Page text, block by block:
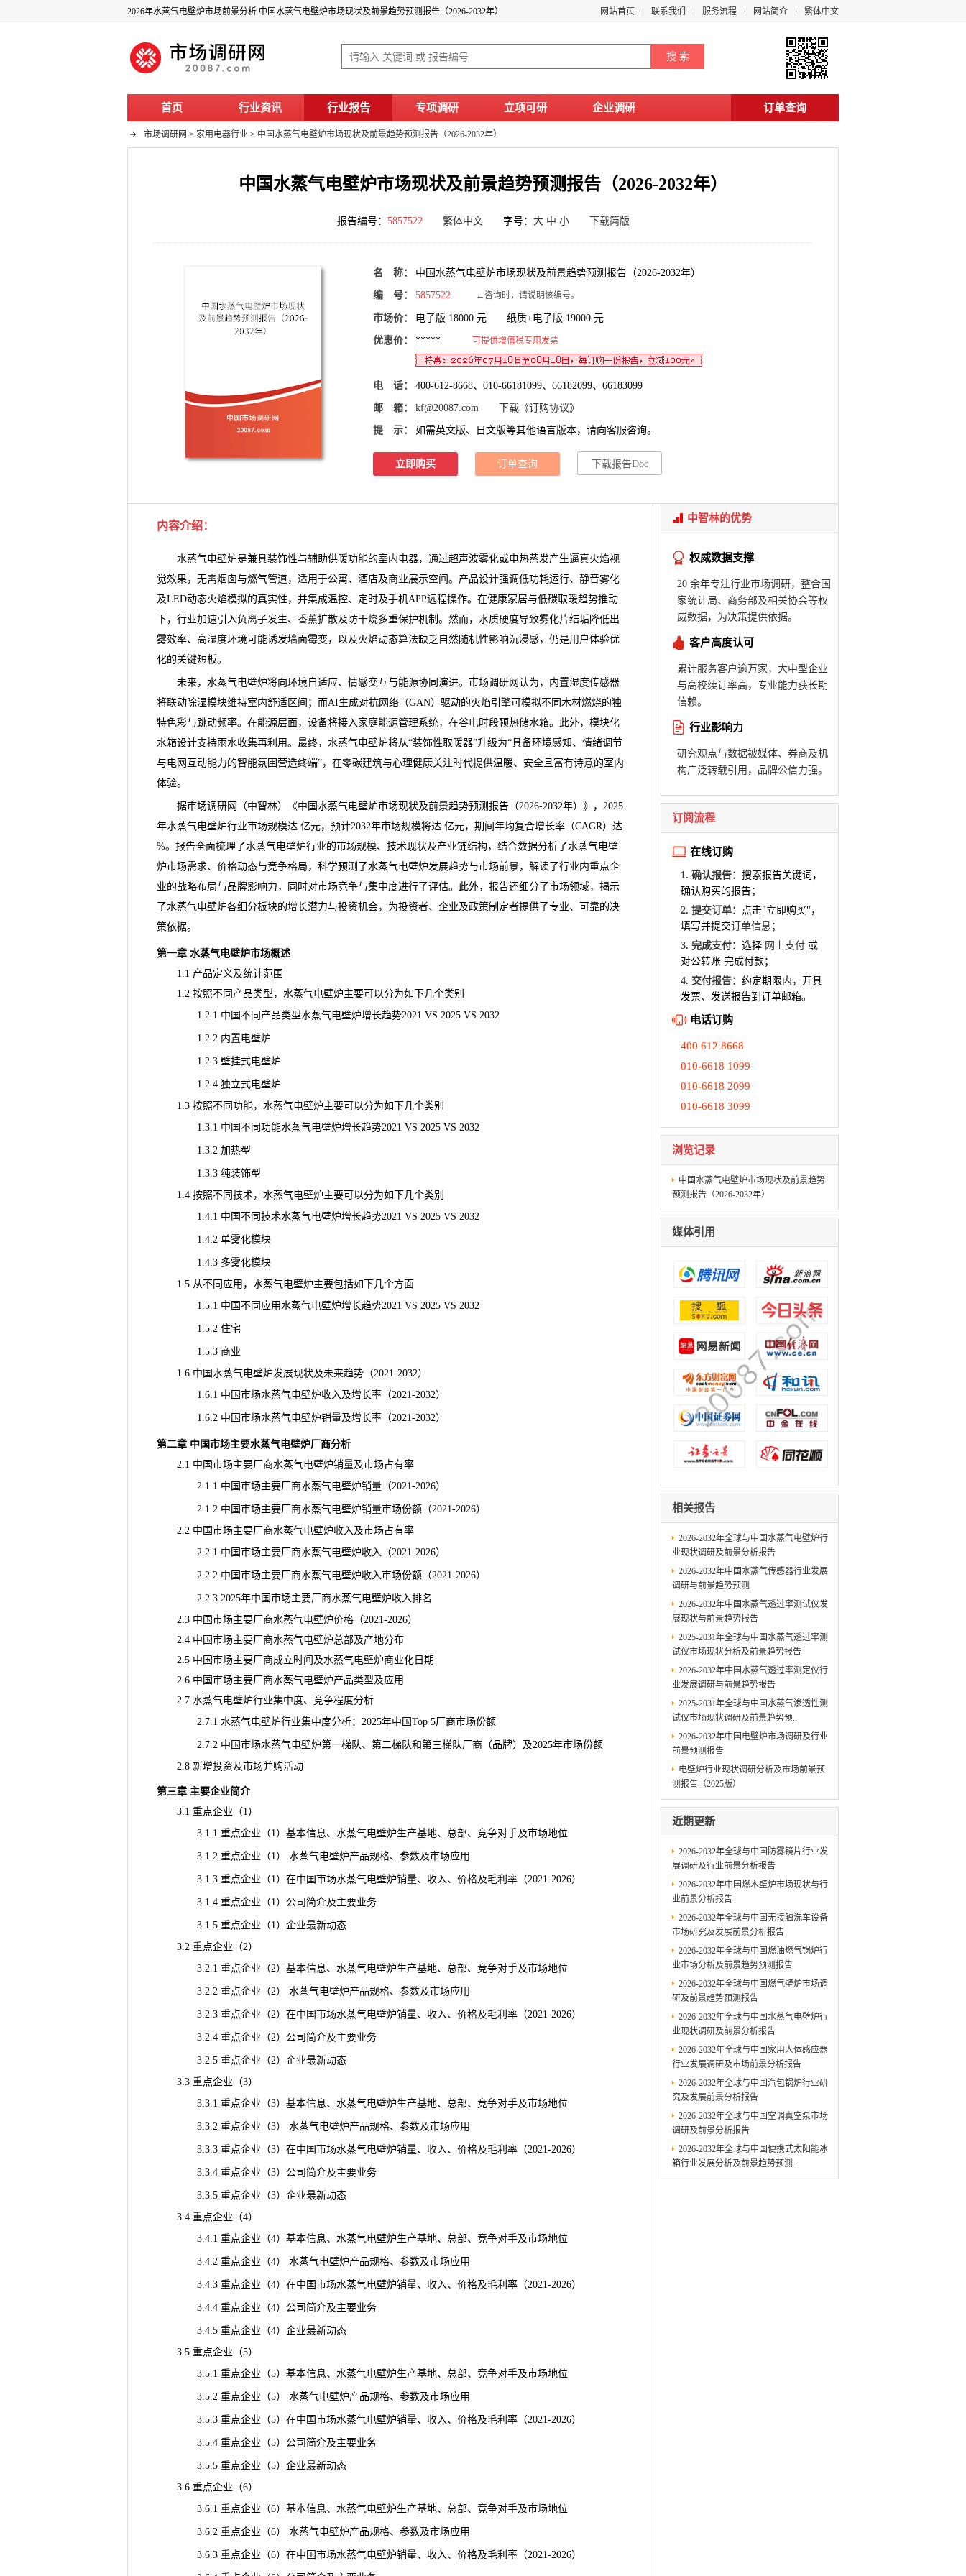
2026年水蒸气电壁炉市场前景分析 中国水蒸气电壁炉市场现状及前景趋势预测报告（2026-2032年） 网站首页 联系我们 服务流程 网站简介 繁体中文
首页 行业资讯 行业报告 专项调研 立项可研 企业调研 订单查询
市场调研网 > 家用电器行业 > 中国水蒸气电壁炉市场现状及前景趋势预测报告（2026-2032年）
中国水蒸气电壁炉市场现状及前景趋势预测报告（2026-2032年）
报告编号： 5857522 繁体中文字号： 大 中 小 下载简版
名 称： 中国水蒸气电壁炉市场现状及前景趋势预测报告（2026-2032年）
编 号： 5857522 ←咨询时，请说明该编号。
市场价： 电子版 18000 元 纸质+电子版 19000 元
优惠价： ***** 可提供增值税专用发票
电 话： 400-612-8668、010-66181099、66182099、66183099
邮 箱： kf@20087.com 下载《订购协议》
提 示： 如需英文版、日文版等其他语言版本，请向客服咨询。
立即购买 订单查询 下载报告Doc
内容介绍：
水蒸气电壁炉是兼具装饰性与辅助供暖功能的室内电器，通过超声波雾化或电热蒸发产生逼真火焰视
觉效果，无需烟囱与燃气管道，适用于公寓、酒店及商业展示空间。产品设计强调低功耗运行、静音雾化
及LED动态火焰模拟的真实性，并集成温控、定时及手机APP远程操作。在健康家居与低碳取暖趋势推动
下，行业加速引入负离子发生、香薰扩散及防干烧多重保护机制。然而，水质硬度导致雾化片结垢降低出
雾效率、高湿度环境可能诱发墙面霉变，以及火焰动态算法缺乏自然随机性影响沉浸感，仍是用户体验优
化的关键短板。
未来，水蒸气电壁炉将向环境自适应、情感交互与能源协同演进。 市场调研网 认为，内置湿度传感器
将联动除湿模块维持室内舒适区间；而AI生成对抗网络（GAN）驱动的火焰引擎可模拟不同木材燃烧的独
特色彩与跳动频率。在能源层面，设备将接入家庭能源管理系统，在谷电时段预热储水箱。此外，模块化
水箱设计支持雨水收集再利用。最终，水蒸气电壁炉将从“装饰性取暖器”升级为“具备环境感知、情绪调节
与电网互动能力的智能氛围营造终端”，在零碳建筑与心理健康关注时代提供温暖、安全且富有诗意的室内
体验。
据市场调研网（中智林）《中国水蒸气电壁炉市场现状及前景趋势预测报告（2026-2032年） 》，2025
年水蒸气电壁炉行业市场规模达 亿元，预计2032年市场规模将达 亿元，期间年均复合增长率（CAGR）达
%。报告全面梳理了水蒸气电壁炉行业的市场规模、技术现状及产业链结构，结合数据分析了水蒸气电壁
炉市场需求、价格动态与竞争格局，科学预测了水蒸气电壁炉发展趋势与市场前景，解读了行业内重点企
业的战略布局与品牌影响力，同时对市场竞争与集中度进行了评估。此外，报告还细分了市场领域，揭示
了水蒸气电壁炉各细分板块的增长潜力与投资机会，为投资者、企业及政策制定者提供了专业、可靠的决
策依据。
第一章 水蒸气电壁炉市场概述
1.1 产品定义及统计范围
1.2 按照不同产品类型，水蒸气电壁炉主要可以分为如下几个类别
1.2.1 中国不同产品类型水蒸气电壁炉增长趋势2021 VS 2025 VS 2032
1.2.2 内置电壁炉
1.2.3 壁挂式电壁炉
1.2.4 独立式电壁炉
1.3 按照不同功能，水蒸气电壁炉主要可以分为如下几个类别
1.3.1 中国不同功能水蒸气电壁炉增长趋势2021 VS 2025 VS 2032
1.3.2 加热型
1.3.3 纯装饰型
1.4 按照不同技术，水蒸气电壁炉主要可以分为如下几个类别
1.4.1 中国不同技术水蒸气电壁炉增长趋势2021 VS 2025 VS 2032
1.4.2 单雾化模块
1.4.3 多雾化模块
1.5 从不同应用，水蒸气电壁炉主要包括如下几个方面
1.5.1 中国不同应用水蒸气电壁炉增长趋势2021 VS 2025 VS 2032
1.5.2 住宅
1.5.3 商业
1.6 中国水蒸气电壁炉发展现状及未来趋势（2021-2032）
1.6.1 中国市场水蒸气电壁炉收入及增长率（2021-2032）
1.6.2 中国市场水蒸气电壁炉销量及增长率（2021-2032）
第二章 中国市场主要水蒸气电壁炉厂商分析
2.1 中国市场主要厂商水蒸气电壁炉销量及市场占有率
2.1.1 中国市场主要厂商水蒸气电壁炉销量（2021-2026）
2.1.2 中国市场主要厂商水蒸气电壁炉销量市场份额（2021-2026）
2.2 中国市场主要厂商水蒸气电壁炉收入及市场占有率
2.2.1 中国市场主要厂商水蒸气电壁炉收入（2021-2026）
2.2.2 中国市场主要厂商水蒸气电壁炉收入市场份额（2021-2026）
2.2.3 2025年中国市场主要厂商水蒸气电壁炉收入排名
2.3 中国市场主要厂商水蒸气电壁炉价格（2021-2026）
2.4 中国市场主要厂商水蒸气电壁炉总部及产地分布
2.5 中国市场主要厂商成立时间及水蒸气电壁炉商业化日期
2.6 中国市场主要厂商水蒸气电壁炉产品类型及应用
2.7 水蒸气电壁炉行业集中度、竞争程度分析
2.7.1 水蒸气电壁炉行业集中度分析：2025年中国Top 5厂商市场份额
2.7.2 中国市场水蒸气电壁炉第一梯队、第二梯队和第三梯队厂商（品牌）及2025年市场份额
2.8 新增投资及市场并购活动
第三章 主要企业简介
3.1 重点企业（1）
3.1.1 重点企业（1）基本信息、水蒸气电壁炉生产基地、总部、竞争对手及市场地位
3.1.2 重点企业（1） 水蒸气电壁炉产品规格、参数及市场应用
3.1.3 重点企业（1）在中国市场水蒸气电壁炉销量、收入、价格及毛利率（2021-2026）
3.1.4 重点企业（1）公司简介及主要业务
3.1.5 重点企业（1）企业最新动态
3.2 重点企业（2）
3.2.1 重点企业（2）基本信息、水蒸气电壁炉生产基地、总部、竞争对手及市场地位
3.2.2 重点企业（2） 水蒸气电壁炉产品规格、参数及市场应用
3.2.3 重点企业（2）在中国市场水蒸气电壁炉销量、收入、价格及毛利率（2021-2026）
3.2.4 重点企业（2）公司简介及主要业务
3.2.5 重点企业（2）企业最新动态
3.3 重点企业（3）
3.3.1 重点企业（3）基本信息、水蒸气电壁炉生产基地、总部、竞争对手及市场地位
3.3.2 重点企业（3） 水蒸气电壁炉产品规格、参数及市场应用
3.3.3 重点企业（3）在中国市场水蒸气电壁炉销量、收入、价格及毛利率（2021-2026）
3.3.4 重点企业（3）公司简介及主要业务
3.3.5 重点企业（3）企业最新动态
3.4 重点企业（4）
3.4.1 重点企业（4）基本信息、水蒸气电壁炉生产基地、总部、竞争对手及市场地位
3.4.2 重点企业（4） 水蒸气电壁炉产品规格、参数及市场应用
3.4.3 重点企业（4）在中国市场水蒸气电壁炉销量、收入、价格及毛利率（2021-2026）
3.4.4 重点企业（4）公司简介及主要业务
3.4.5 重点企业（4）企业最新动态
3.5 重点企业（5）
3.5.1 重点企业（5）基本信息、水蒸气电壁炉生产基地、总部、竞争对手及市场地位
3.5.2 重点企业（5） 水蒸气电壁炉产品规格、参数及市场应用
3.5.3 重点企业（5）在中国市场水蒸气电壁炉销量、收入、价格及毛利率（2021-2026）
3.5.4 重点企业（5）公司简介及主要业务
3.5.5 重点企业（5）企业最新动态
3.6 重点企业（6）
3.6.1 重点企业（6）基本信息、水蒸气电壁炉生产基地、总部、竞争对手及市场地位
3.6.2 重点企业（6） 水蒸气电壁炉产品规格、参数及市场应用
3.6.3 重点企业（6）在中国市场水蒸气电壁炉销量、收入、价格及毛利率（2021-2026）
中智林的优势
权威数据支撑
20 余年专注行业市场调研，整合国
家统计局、商务部及相关协会等权
威数据，为决策提供依据。
客户高度认可
累计服务客户逾万家，大中型企业
与高校续订率高，专业能力获长期
信赖。
行业影响力
研究观点与数据被媒体、券商及机
构广泛转载引用，品牌公信力强。
订阅流程
在线订购
1. 确认报告： 搜索报告关键词，
确认购买的报告；
2. 提交订单： 点击"立即购买"，
填写并提交订单信息 ；
3. 完成支付： 选择 网上支付 或
对公转账 完成付款；
4. 交付报告： 约定期限内，开具
发票、发送报告到订单邮箱。
电话订购
400 612 8668
010-6618 1099
010-6618 2099
010-6618 3099
浏览记录
中国水蒸气电壁炉市场现状及前景趋势
预测报告（2026-2032年）
媒体引用
相关报告
2026-2032年全球与中国水蒸气电壁炉行
业现状调研及前景分析报告
2026-2032年中国水蒸气传感器行业发展
调研与前景趋势预测
2026-2032年中国水蒸气透过率测试仪发
展现状与前景趋势报告
2025-2031年全球与中国水蒸气透过率测
试仪市场现状分析及前景趋势报告
2026-2032年中国水蒸气透过率测定仪行
业发展调研与前景趋势报告
2025-2031年全球与中国水蒸气渗透性测
试仪市场现状调研及前景趋势预..
2026-2032年中国电壁炉市场调研及行业
前景预测报告
电壁炉行业现状调研分析及市场前景预
测报告（2025版）
近期更新
2026-2032年全球与中国防雾镜片行业发
展调研及行业前景分析报告
2026-2032年中国燃木壁炉市场现状与行
业前景分析报告
2026-2032年全球与中国无接触洗车设备
市场研究及发展前景分析报告
2026-2032年全球与中国燃油燃气锅炉行
业市场分析及前景趋势预测报告
2026-2032年全球与中国燃气壁炉市场调
研及前景趋势预测报告
2026-2032年全球与中国水蒸气电壁炉行
业现状调研及前景分析报告
2026-2032年全球与中国家用人体感应器
行业发展调研及市场前景分析报告
2026-2032年全球与中国汽包锅炉行业研
究及发展前景分析报告
2026-2032年全球与中国空调真空泵市场
调研及前景分析报告
2026-2032年全球与中国便携式太阳能冰
箱行业发展分析及前景趋势预测..